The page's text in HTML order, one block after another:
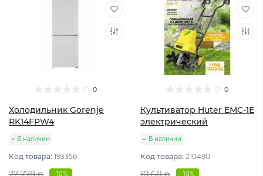
0
Холодильник Gorenje
RK14FPW4
В наличии
Код товара: 193356
-10%
0
Культиватор Huter ЕМС-1E
электрический
В наличии
Код товара: 210490
-10%